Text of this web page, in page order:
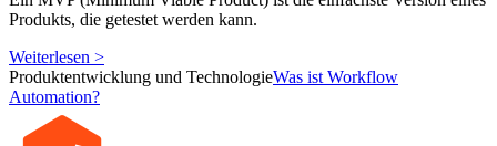
Produkts, die getestet werden kann.
Weiterlesen >
Produktentwicklung und TechnologieWas ist Workflow
Automation?